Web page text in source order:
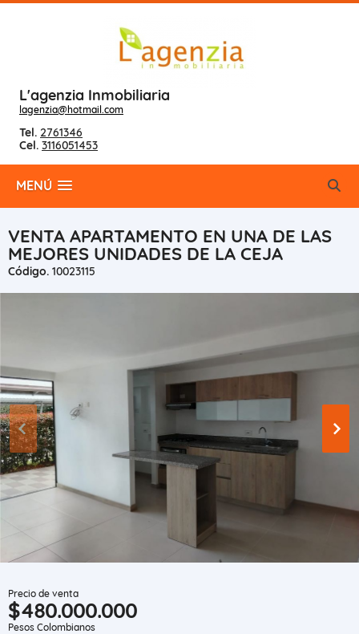
L'agenzia Inmobiliaria
lagenzia@hotmail.com
Tel. 2761346
Cel. 3116051453
MENÚ
VENTA APARTAMENTO EN UNA DE LAS
MEJORES UNIDADES DE LA CEJA
Código. 10023115
Precio de venta
$480.000.000
Pesos Colombianos